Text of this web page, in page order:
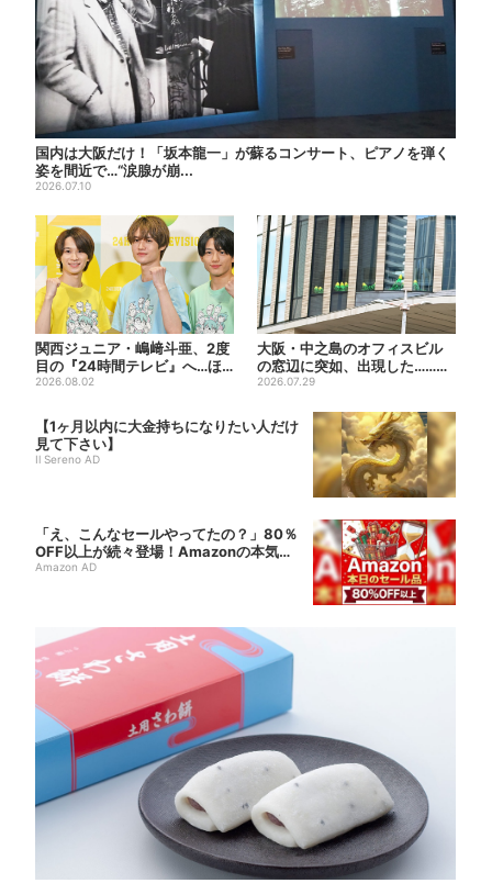
国内は大阪だけ！「坂本龍一」が蘇るコンサート、ピアノを弾く
姿を間近で…“涙腺が崩...
2026.07.10
関西ジュニア・嶋﨑斗亜、2度
目の『24時間テレビ』へ…ほ
かのメンバーに助言「サポ...
2026.08.02
大阪・中之島のオフィスビル
の窓辺に突如、出現した……巨
大インコ「何かいる」「朝か...
2026.07.29
【1ヶ月以内に大金持ちになりたい人だけ
見て下さい】
Il Sereno AD
「え、こんなセールやってたの？」80％
OFF以上が続々登場！Amazonの本気
が...
Amazon AD